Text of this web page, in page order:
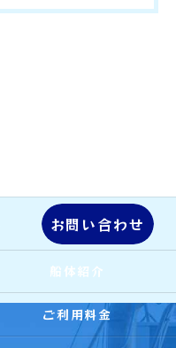
お問い合わせ
船体紹介
ご利用料金